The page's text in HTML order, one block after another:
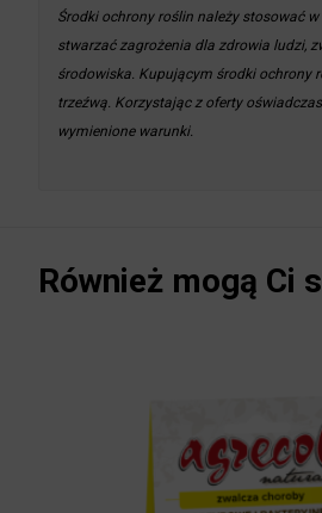
Środki ochrony roślin należy stosować
stwarzać zagrożenia dla zdrowia ludzi,
środowiska. Kupującym środki ochrony
trzeźwą. Korzystając z oferty
wymienione warunki.
Również mogą Ci